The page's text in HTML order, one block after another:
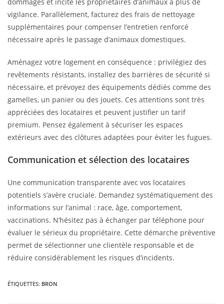
vigilance. Parallèlement, facturez des frais de nettoyage
supplémentaires pour compenser l’entretien renforcé
nécessaire après le passage d’animaux domestiques.
Aménagez votre logement en conséquence : privilégiez des
revêtements résistants, installez des barrières de sécurité si
nécessaire, et prévoyez des équipements dédiés comme des
gamelles, un panier ou des jouets. Ces attentions sont très
appréciées des locataires et peuvent justifier un tarif
premium. Pensez également à sécuriser les espaces
extérieurs avec des clôtures adaptées pour éviter les fugues.
Communication et sélection des locataires
Une communication transparente avec vos locataires
potentiels s’avère cruciale. Demandez systématiquement des
informations sur l’animal : race, âge, comportement,
vaccinations. N’hésitez pas à échanger par téléphone pour
évaluer le sérieux du propriétaire. Cette démarche préventive
permet de sélectionner une clientèle responsable et de
réduire considérablement les risques d’incidents.
ÉTIQUETTES: BRON